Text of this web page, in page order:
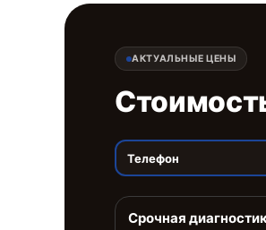
АКТУАЛЬНЫЕ ЦЕНЫ
Телефон
Срочная